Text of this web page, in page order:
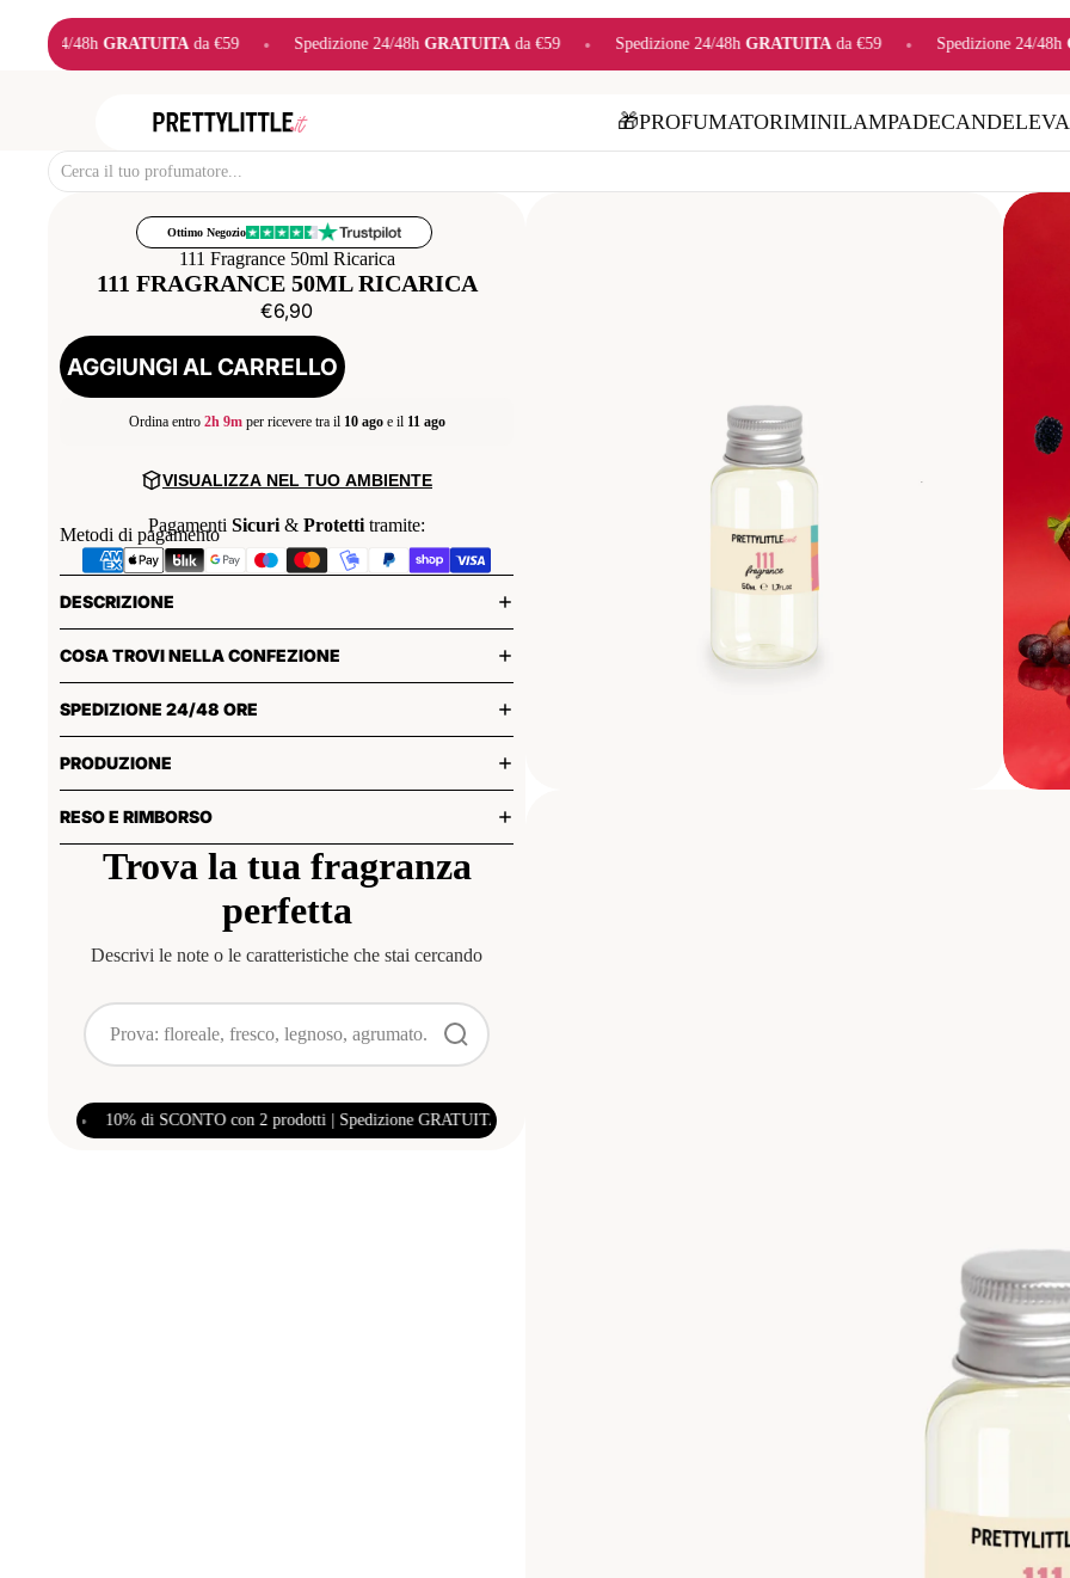
da €59 • Spedizione 24/48h GRATUITAda €59 • Spedizione 24/48h GRATUITAda €59 • Spedizione 24/48h GRATUITAda €59
🎁PROFUMATORIMINILAMPADECANDELE
Ottimo Negozio
111 Fragrance 50ml Ricarica
111 FRAGRANCE 50ML RICARICA
€6,90
AGGIUNGI AL CARRELLO
Ordina entro 2h 9mper ricevere tra il 10 agoe il 11 ago
VISUALIZZA NEL TUO AMBIENTE
Pagamenti Sicuri & Protetti tramite:
Metodi di pagamento
DESCRIZIONE
COSA TROVI NELLA CONFEZIONE
SPEDIZIONE 24/48 ORE
PRODUZIONE
RESO E RIMBORSO
Trova la tua fragranza
perfetta
Descrivi le note o le caratteristiche che stai cercando
prodotti | Spedizione GRATUITA sopra i €59 • 10% di SCONTO con 2 prodotti | Spedizione GRATUITA sopra i €59